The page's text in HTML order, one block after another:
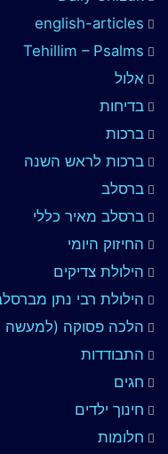
english-articles
Tehillim – Psalms
אלול
בדיחות
ברכות
ברכות לראש השנה
ברסלב
ברסלב מאיר כללי
החיזוק היומי
הילולת צדיקים
הילולת רבי נתן
הלכה פסוקה (למעשה
התבודדות
חגים
חינוך ילדים
חלומות